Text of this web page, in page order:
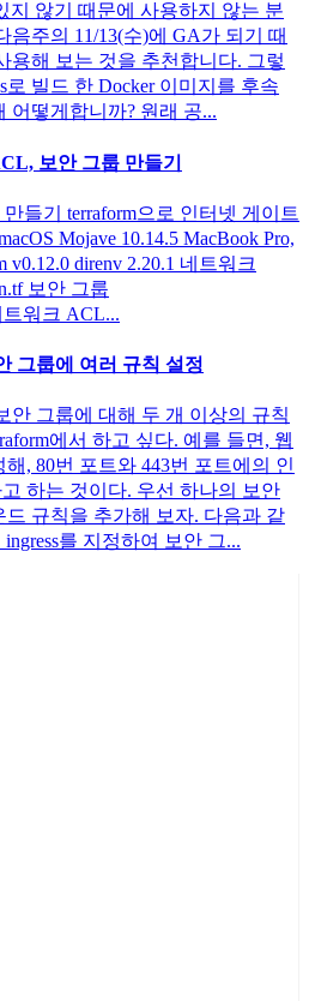
지 않기 때문에 사용하지 않는 분
음주의 11/13(수)에 GA가 되기 때
용해 보는 것을 추천합니다. 그렇
로 빌드 한 Docker 이미지를 후속
어떻게합니까? 원래 공...
보안 그룹 만들기
들기 terraform으로 인터넷 게이트
Mojave 10.14.5 MacBook Pro,
v0.12.0 direnv 2.20.1 네트워크
보안 그룹
트워크 ACL...
그룹에 여러 규칙 설정
안 그룹에 대해 두 개 이상의 규칙
에서 하고 싶다. 예를 들면, 웹
, 80번 포트와 443번 포트에의 인
하는 것이다. 우선 하나의 보안
규칙을 추가해 보자. 다음과 같
ingress를 지정하여 보안 그...